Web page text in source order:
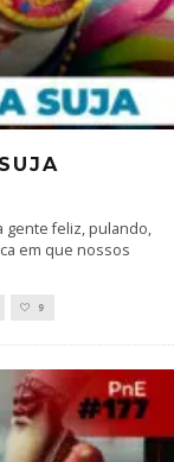
gente feliz, pulando,
em que nossos
9